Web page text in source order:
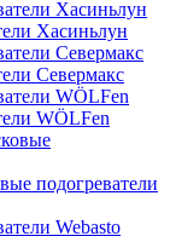
Хасиньлун
Севермакс
WÖLFen
подогреватели